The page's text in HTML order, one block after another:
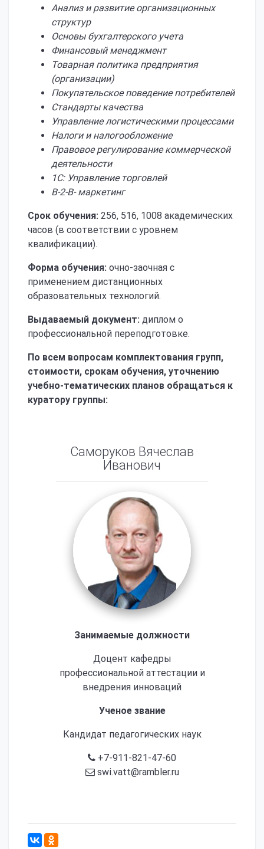
Анализ и развитие организационных
структур
Основы бухгалтерского учета
Финансовый менеджмент
Товарная политика предприятия
(организации)
Покупательское поведение потребителей
Стандарты качества
Управление логистическими процессами
Налоги и налогообложение
Правовое регулирование коммерческой
деятельности
1С: Управление торговлей
В-2-В- маркетинг
Срок обучения: 256, 516, 1008 академических
часов (в соответствии с уровнем
квалификации).
Форма обучения: очно-заочная с
применением дистанционных
образовательных технологий.
Выдаваемый документ: диплом о
профессиональной переподготовке.
По всем вопросам комплектования групп,
стоимости, срокам обучения, уточнению
учебно-тематических планов обращаться к
куратору группы:
Саморуков Вячеслав
Иванович
Занимаемые должности
Доцент кафедры
профессиональной аттестации и
внедрения инноваций
Ученое звание
Кандидат педагогических наук
+7-911-821-47-60
swi.vatt@rambler.ru